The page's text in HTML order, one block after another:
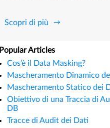
Scopri di più
Popular Articles
Cos’è il Data Masking?
Mascheramento Dinamico
Mascheramento Statico dei
Obiettivo di una Traccia di
DB
Tracce di Audit dei Dati